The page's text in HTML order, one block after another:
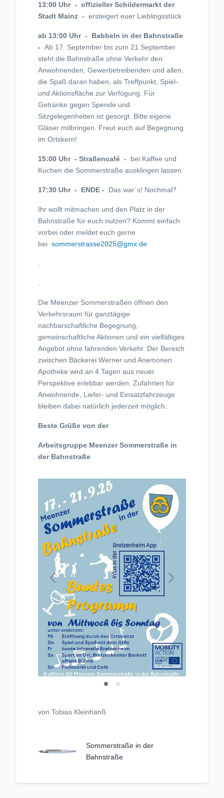
13:00 Uhr - offizieller Schildermarkt der
Stadt Mainz - ersteigert euer Lieblingsstück
ab 13:00 Uhr - Babbeln in der Bahnstraße
- Ab 17. September bis zum 21.September
steht die Bahnstraße ohne Verkehr den
Anwohnenden, Gewerbetreibenden und allen,
die Spaß daran haben, als Treffpunkt, Spiel-
und Aktionsfläche zur Verfügung. Für
Getränke gegen Spende und
Sitzgelegenheiten ist gesorgt. Bitte eigene
Gläser mitbringen. Freut euch auf Begegnung
im Ortskern!
15:00 Uhr - Straßencafé -
bei Kaffee und
Kuchen die Sommerstraße ausklingen lassen
17:30 Uhr - ENDE - Das war´s! Nochmal?
Ihr wollt mitmachen und den Platz in der
Bahnstraße für euch nutzen? Kommt einfach
vorbei oder meldet euch gerne
bei sommerstrasse2025@gmx.de
.
.
Die Meenzer Sommerstraßen öffnen den
Verkehrsraum für ganztägige
nachbarschaftliche Begegnung,
gemeinschaftliche Aktionen und ein vielfältiges
Angebot ohne fahrenden Verkehr. Der Bereich
zwischen Bäckerei Werner und Anemonen
Apotheke wird an 4 Tagen aus neuer
Perspektive erlebbar werden. Zufahrten für
Anwohnende, Liefer- und Einsatzfahrzeuge
bleiben dabei natürlich jederzeit möglich.
Beste Grüße von der
Arbeitsgruppe Meenzer Sommerstraße in
der Bahnstraße
von Tobias Kleinhanß
Sommerstraße in der
Bahnstraße